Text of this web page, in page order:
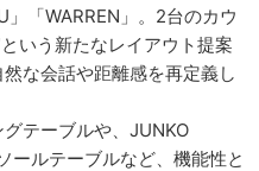
「WARREN」。2台のカウ
いう新たなレイアウト提案
な会話や距離感を再定義し
テーブルや、JUNKO
ールテーブルなど、機能性と